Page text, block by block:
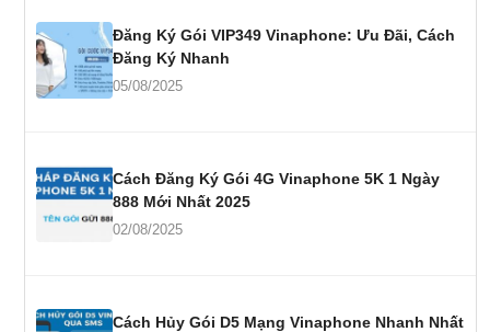
Đăng Ký Gói VIP349 Vinaphone: Ưu Đãi, Cách
Đăng Ký Nhanh
05/08/2025
Cách Đăng Ký Gói 4G Vinaphone 5K 1 Ngày
888 Mới Nhất 2025
02/08/2025
Cách Hủy Gói D5 Mạng Vinaphone Nhanh Nhất